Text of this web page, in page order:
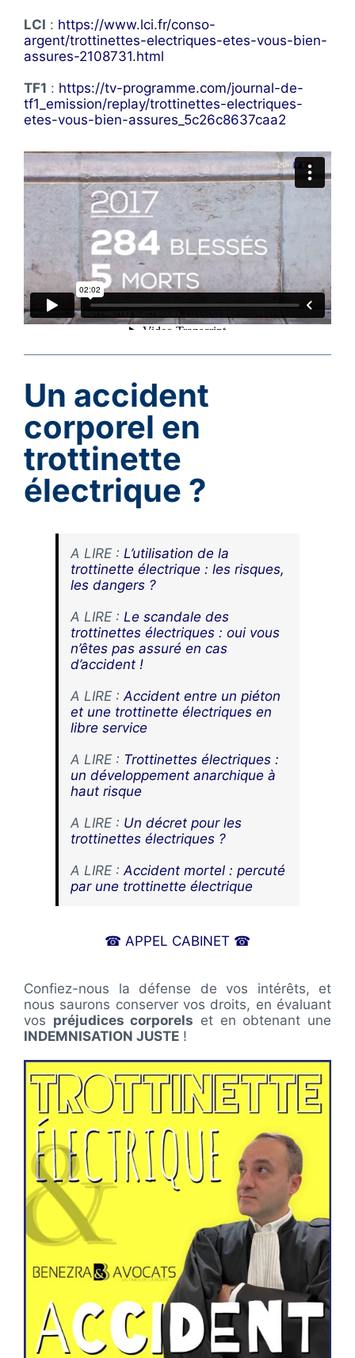
LCI : https://www.lci.fr/conso-
argent/trottinettes-electriques-etes-vous-bien-
assures-2108731.html
TF1 : https://tv-programme.com/journal-de-
tf1_emission/replay/trottinettes-electriques-
etes-vous-bien-assures_5c26c8637caa2
Un accident
corporel en
trottinette
électrique ?
A LIRE : L’utilisation de la
trottinette électrique : les risques,
les dangers ?
A LIRE : Le scandale des
trottinettes électriques : oui vous
n’êtes pas assuré en cas
d’accident !
A LIRE : Accident entre un piéton
et une trottinette électriques en
libre service
A LIRE : Trottinettes électriques :
un développement anarchique à
haut risque
A LIRE : Un décret pour les
trottinettes électriques ?
A LIRE : Accident mortel : percuté
par une trottinette électrique
☎ APPEL CABINET ☎
Confiez-nous la défense de vos intérêts, et
nous saurons conserver vos droits, en évaluant
vos préjudices corporels et en obtenant une
INDEMNISATION JUSTE !